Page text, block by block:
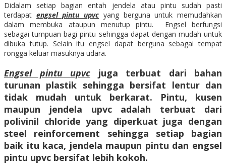
Didalam setiap bagian entah jendela atau pintu sudah pasti
terdapat engsel pintu upvc yang berguna untuk memudahkan
dalam membuka ataupun menutup pintu. Engsel berfungsi
sebagai tumpuan bagi pintu sehingga dapat dengan mudah untuk
dibuka tutup. Selain itu engsel dapat berguna sebagai tempat
rongga keluar masuknya udara.
Engsel pintu upvc juga terbuat dari bahan
turunan plastik sehingga bersifat lentur dan
tidak mudah untuk berkarat. Pintu, kusen
maupun jendela upvc adalah terbuat dari
polivinil chloride yang diperkuat juga dengan
steel reinforcement sehingga setiap bagian
baik itu kaca, jendela maupun pintu dan engsel
pintu upvc bersifat lebih kokoh.